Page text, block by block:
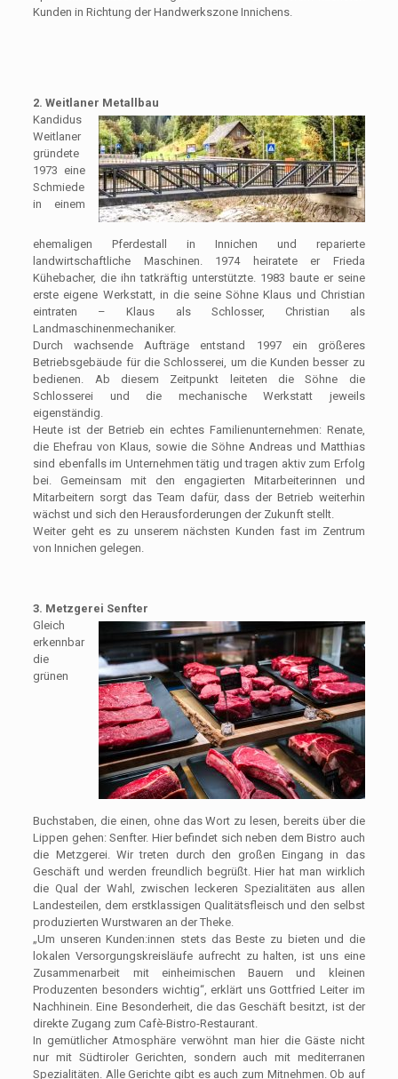
Kunden in Richtung der Handwerkszone Innichens.
2. Weitlaner Metallbau
Kandidus
Weitlaner
gründete
1973 eine
Schmiede
in einem
ehemaligen Pferdestall in Innichen und reparierte
landwirtschaftliche Maschinen. 1974 heiratete er Frieda
Kühebacher, die ihn tatkräftig unterstützte. 1983 baute er seine
erste eigene Werkstatt, in die seine Söhne Klaus und Christian
eintraten – Klaus als Schlosser, Christian als
Landmaschinenmechaniker.
Durch wachsende Aufträge entstand 1997 ein größeres
Betriebsgebäude für die Schlosserei, um die Kunden besser zu
bedienen. Ab diesem Zeitpunkt leiteten die Söhne die
Schlosserei und die mechanische Werkstatt jeweils
eigenständig.
Heute ist der Betrieb ein echtes Familienunternehmen: Renate,
die Ehefrau von Klaus, sowie die Söhne Andreas und Matthias
sind ebenfalls im Unternehmen tätig und tragen aktiv zum Erfolg
bei. Gemeinsam mit den engagierten Mitarbeiterinnen und
Mitarbeitern sorgt das Team dafür, dass der Betrieb weiterhin
wächst und sich den Herausforderungen der Zukunft stellt.
Weiter geht es zu unserem nächsten Kunden fast im Zentrum
von Innichen gelegen.
3. Metzgerei Senfter
Gleich
erkennbar
die
grünen
Buchstaben, die einen, ohne das Wort zu lesen, bereits über die
Lippen gehen: Senfter. Hier befindet sich neben dem Bistro auch
die Metzgerei. Wir treten durch den großen Eingang in das
Geschäft und werden freundlich begrüßt. Hier hat man wirklich
die Qual der Wahl, zwischen leckeren Spezialitäten aus allen
Landesteilen, dem erstklassigen Qualitätsfleisch und den selbst
produzierten Wurstwaren an der Theke.
„Um unseren Kunden:innen stets das Beste zu bieten und die
lokalen Versorgungskreisläufe aufrecht zu halten, ist uns eine
Zusammenarbeit mit einheimischen Bauern und kleinen
Produzenten besonders wichtig“, erklärt uns Gottfried Leiter im
Nachhinein. Eine Besonderheit, die das Geschäft besitzt, ist der
direkte Zugang zum Cafè-Bistro-Restaurant.
In gemütlicher Atmosphäre verwöhnt man hier die Gäste nicht
nur mit Südtiroler Gerichten, sondern auch mit mediterranen
Spezialitäten. Alle Gerichte gibt es auch zum Mitnehmen. Ob auf